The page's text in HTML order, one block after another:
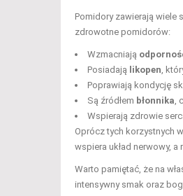
Pomidory zawierają wiele
zdrowotne pomidorów:
Wzmacniają
Posiadają likopen ,
Poprawiają kondycję
Są źródłem błonnika
Wspierają zdrowie
Oprócz tych korzystnych
wspiera układ nerwowy,
Warto pamiętać, że na
intensywny smak oraz